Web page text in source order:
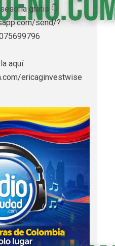
gratis 👇
send/?
aquí
ericaginvestwise